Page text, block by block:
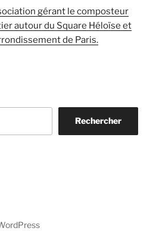
gérant le composteur
autour du Square Héloïse et
de Paris.
Rechercher